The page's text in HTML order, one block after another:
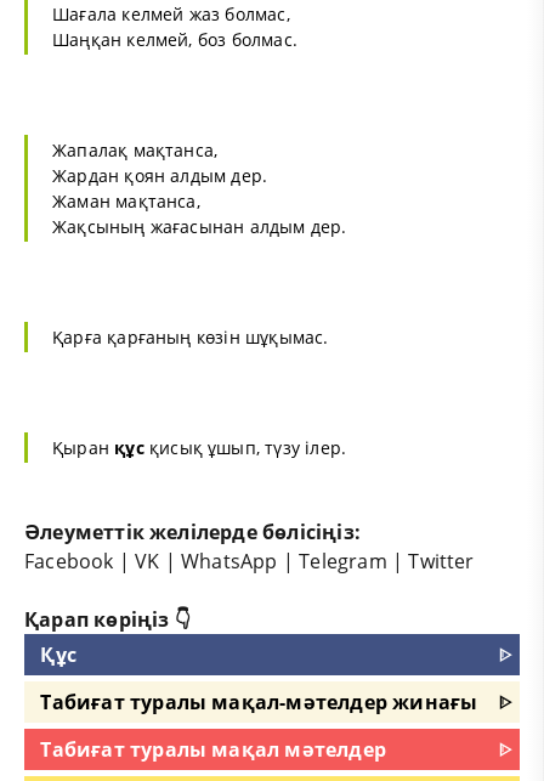
Шағала келмей жаз болмас,
Шаңқан келмей, боз болмас.
Жапалақ мақтанса,
Жардан қоян алдым дер.
Жаман мақтанса,
Жақсының жағасынан алдым дер.
Қарға қарғаның көзін шұқымас.
Қыран құсқисық ұшып, түзу ілер.
Әлеуметтік желілерде бөлісіңіз:
Facebook |VK |WhatsApp |Telegram |Twitter
Қарап көріңіз 👇
Құс
ᐈ
Табиғат туралы мақал-мәтелдер жинағы
ᐈ
Табиғат туралы мақал мәтелдер
ᐈ